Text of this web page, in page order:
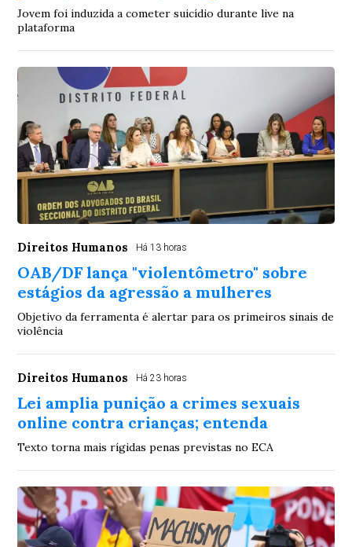
Jovem foi induzida a cometer suicídio durante live na
plataforma
Direitos Humanos Há 13 horas
OAB/DF lança "violentômetro" sobre
estágios da agressão a mulheres
Objetivo da ferramenta é alertar para os primeiros sinais de
violência
Direitos Humanos Há 23 horas
Lei amplia punição a crimes sexuais
online contra crianças; entenda
Texto torna mais rígidas penas previstas no ECA